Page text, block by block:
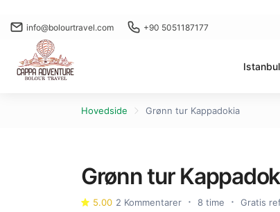
info@bolourtravel.com +90 5051187177
Hovedside Grønn tur Kappadokia
Grønn tur
5.00 2 Kommentarer 8 time Gratis